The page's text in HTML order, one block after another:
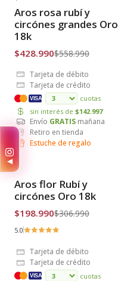
Envío Gratis
Aros rosa rubí y
circónes grandes Oro
18k
$428.990$558.990
Tarjeta de débito
Tarjeta de crédito
VISA
cuotas
sin interés de $142.997
Envío GRATIS mañana
Retiro en tienda
Estuche de regalo
Envío Gratis
|
Aros flor Rubí y
circónes Oro 18k
$198.990$306.990
5.0
Tarjeta de débito
Tarjeta de crédito
VISA
cuotas
✨
◀